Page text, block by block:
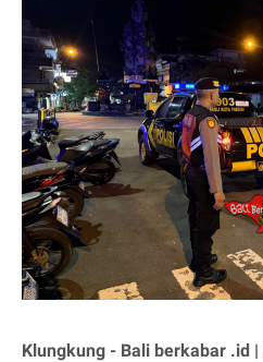
Klungkung - Bali berkabar .id |